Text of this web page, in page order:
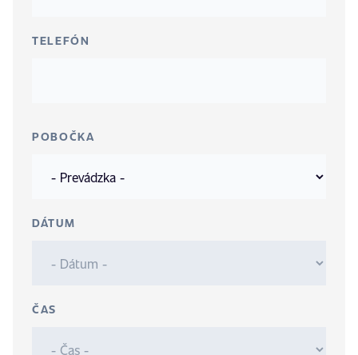
TELEFÓN
POBOČKA
DÁTUM
ČAS